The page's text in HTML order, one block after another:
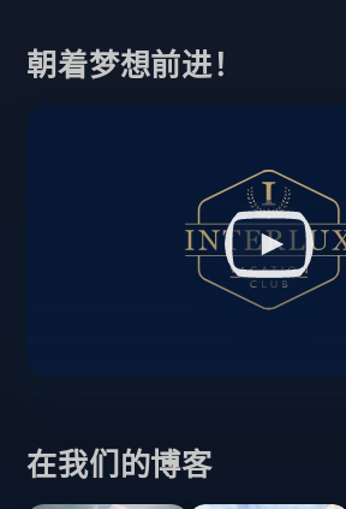
朝着梦想前进！
在我们的博客